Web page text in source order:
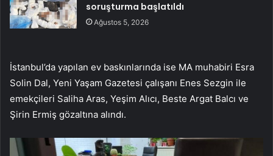
soruşturma başlatıldı
Ağustos 5, 2026
İstanbul’da yapılan ev baskınlarında ise MA muhabiri Esra
Solin Dal, Yeni Yaşam Gazetesi çalışanı Enes Sezgin ile
emekçileri Saliha Aras, Yeşim Alıcı, Beste Argat Balcı ve
Şirin Ermiş gözaltına alındı.